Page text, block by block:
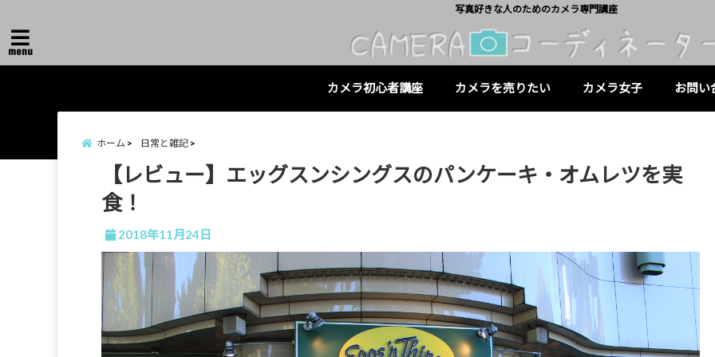
写真好きな人のためのカメラ専門講座
menu
カメラ初心者講座 カメラを売りたい カメラ女子 お問い
ホーム 日常と雑記
【レビュー】エッグスンシングスのパンケーキ・オムレツを実
食！
2018年11月24日